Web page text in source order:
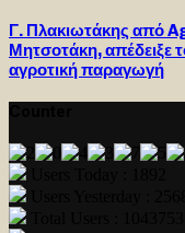
Γ. Πλακιωτάκης από
Μητσοτάκη, απέδειξε
αγροτική παραγωγή